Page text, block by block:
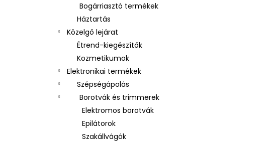
Bogárriasztó termékek
Háztartás
Közelgő lejárat
Étrend-kiegészítők
Kozmetikumok
Elektronikai termékek
Szépségápolás
Borotvák és trimmerek
Elektromos borotvák
Epilátorok
Szakállvágók